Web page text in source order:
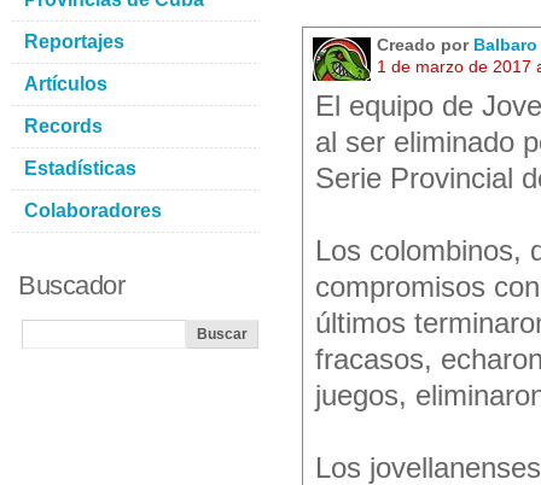
Creado por Balbaro
1 de marzo de 2017
El equipo de
al ser eliminado
Serie Provincial
Los colombinos,
compromisos
últimos
fracasos,
juegos,
Los
Reportajes
Artículos
Records
Estadísticas
Colaboradores
Buscador